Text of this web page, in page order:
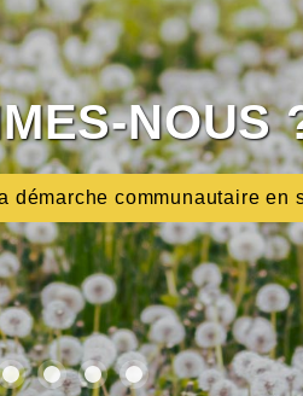
NOUS
démarche communautaire en